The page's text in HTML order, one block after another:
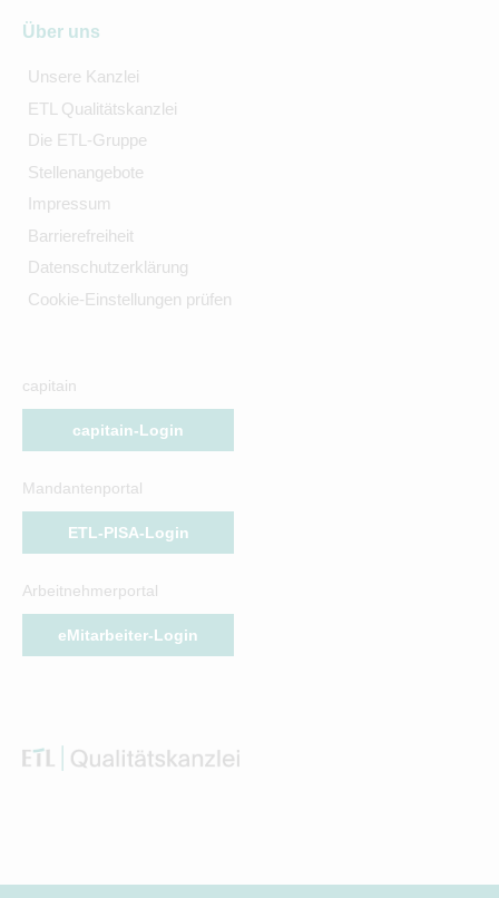
Über uns
Unsere Kanzlei
ETL Qualitätskanzlei
Die ETL-Gruppe
Stellenangebote
Impressum
Barrierefreiheit
Datenschutzerklärung
Cookie-Einstellungen prüfen
capitain
capitain-Login
Mandantenportal
ETL-PISA-Login
Arbeitnehmerportal
eMitarbeiter-Login